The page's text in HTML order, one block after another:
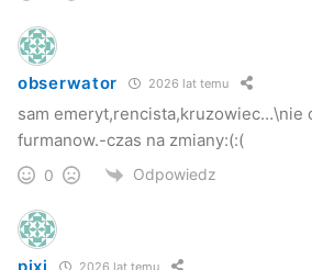
przyznanych w ubiegłym roku licencji
prezesa stowarzyszenia jasielkich
Kuba Kowalczyk
Jaslonet.pl
obserwator 2026 lat temu
sam emeryt,rencista,kruzowiec…\nie
furmanow.-czas na zmiany:(:(
0 Odpowiedz